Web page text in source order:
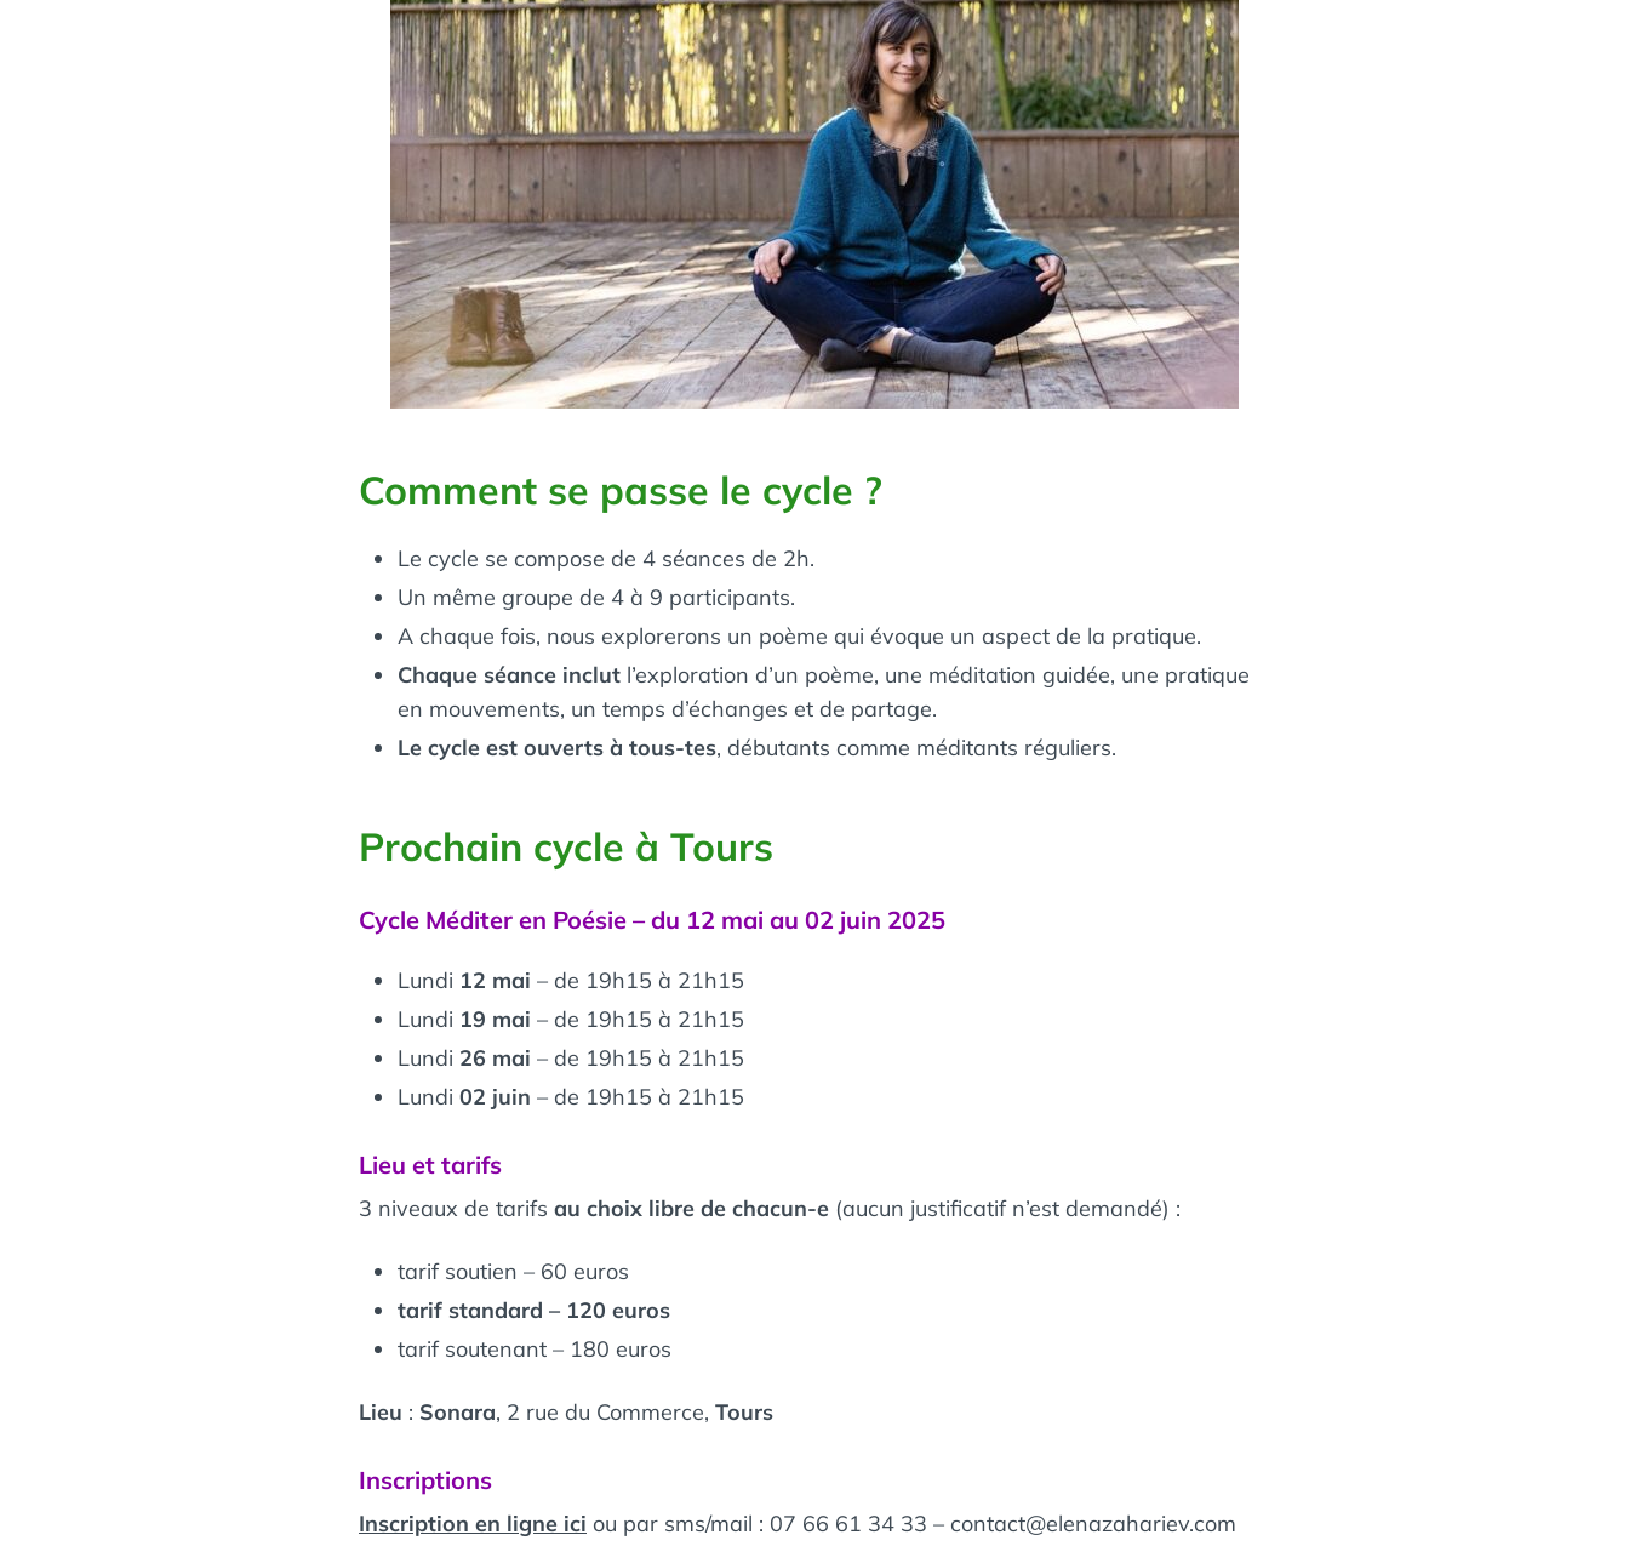
Comment se passe le cycle ?
Le cycle se compose de 4 séances de 2h.
Un même groupe de 4 à 9 participants.
A chaque fois, nous explorerons un poème qui évoque un aspect de la pratique.
Chaque séance inclut l’exploration d’un poème, une méditation guidée, une pratique
en mouvements, un temps d’échanges et de partage.
Le cycle est ouverts à tous-tes, débutants comme méditants réguliers.
Prochain cycle à Tours
Cycle Méditer en Poésie – du 12 mai au 02 juin 2025
Lundi 12 mai – de 19h15 à 21h15
Lundi 19 mai – de 19h15 à 21h15
Lundi 26 mai – de 19h15 à 21h15
Lundi 02 juin – de 19h15 à 21h15
Lieu et tarifs
3 niveaux de tarifs au choix libre de chacun-e (aucun justificatif n’est demandé) :
tarif soutien – 60 euros
tarif standard – 120 euros
tarif soutenant – 180 euros
Lieu : Sonara, 2 rue du Commerce, Tours
Inscriptions
Inscription en ligne ici ou par sms/mail : 07 66 61 34 33 – contact@elenazahariev.com